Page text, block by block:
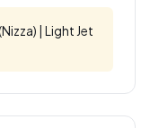
| Light Jet